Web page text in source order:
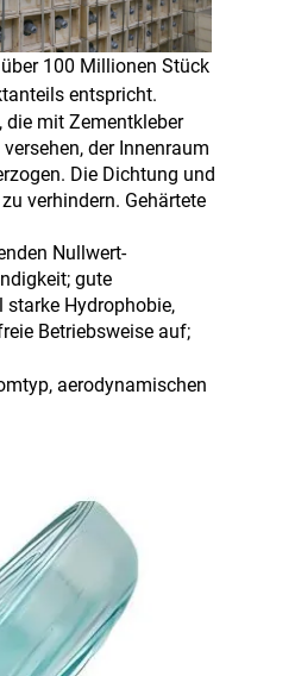
100 Millionen Stück
entspricht.
die mit Zementkleber
der Innenraum
Die Dichtung und
verhindern. Gehärtete
Nullwert-
gute
Hydrophobie,
Betriebsweise auf;
aerodynamischen